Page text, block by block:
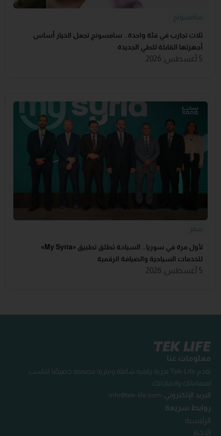
سامسونج
ثلاث تجارب في فئة واحدة.. سامسونج تجعل الخيار أساس
أجهزتها القابلة للطي الجديدة
5 أغسطس, 2026
سفر
لأول مرة في سوريا.. السياحة تطلق تطبيق «‏My Syria‏»
للخدمات السياحية والضيافة ‏الرقمية
5 أغسطس, 2026
معلومات عنا
تقدم Tek-Life تجربة رقمية شاملة ومثرية مصممة خصيصًا لتناسب
اهتماماتك واحتياجاتك.
البريد الإلكتروني: info@tek-life.com
روابط سريعة
الرئيسية
الاخبار